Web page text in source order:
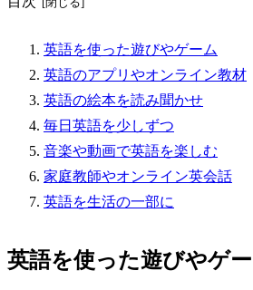
英語を使った遊びやゲーム
英語のアプリやオンライン教材
英語の絵本を読み聞かせ
毎日英語を少しずつ
音楽や動画で英語を楽しむ
家庭教師やオンライン英会話
英語を生活の一部に
英語を使った遊びやゲ